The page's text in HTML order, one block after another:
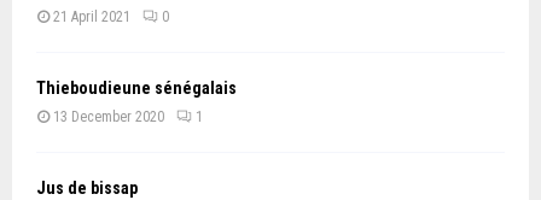
21 April 2021 0
Thieboudieune sénégalais
13 December 2020 1
Jus de bissap